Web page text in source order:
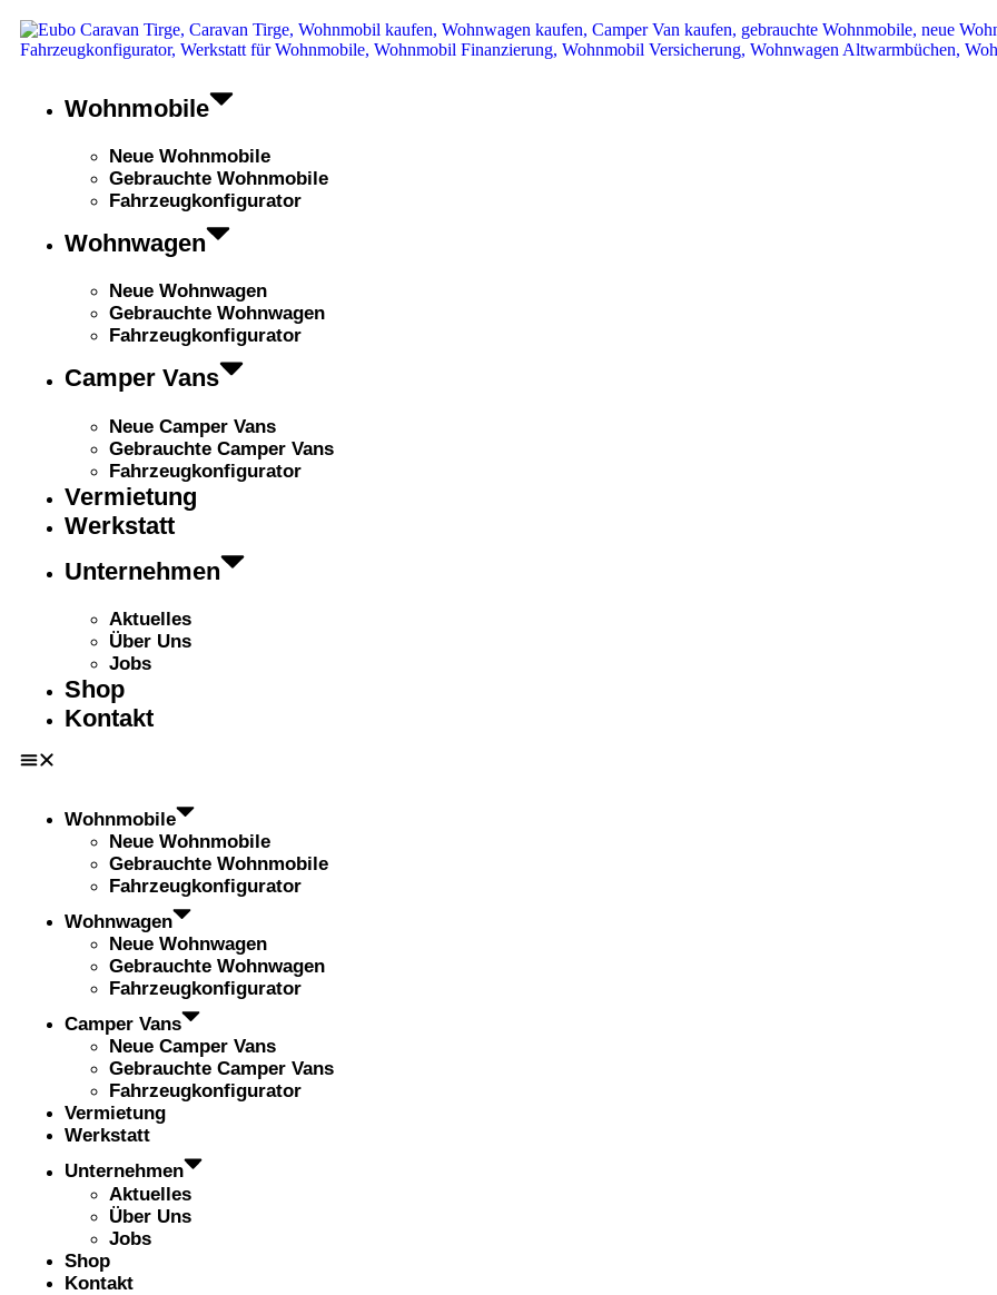
Wohnmobile
Neue Wohnmobile
Gebrauchte Wohnmobile
Fahrzeugkonfigurator
Wohnwagen
Neue Wohnwagen
Gebrauchte Wohnwagen
Fahrzeugkonfigurator
Camper Vans
Neue Camper Vans
Gebrauchte Camper Vans
Fahrzeugkonfigurator
Vermietung
Werkstatt
Unternehmen
Aktuelles
Über Uns
Jobs
Shop
Kontakt
Wohnmobile
Neue Wohnmobile
Gebrauchte Wohnmobile
Fahrzeugkonfigurator
Wohnwagen
Neue Wohnwagen
Gebrauchte Wohnwagen
Fahrzeugkonfigurator
Camper Vans
Neue Camper Vans
Gebrauchte Camper Vans
Fahrzeugkonfigurator
Vermietung
Werkstatt
Unternehmen
Aktuelles
Über Uns
Jobs
Shop
Kontakt